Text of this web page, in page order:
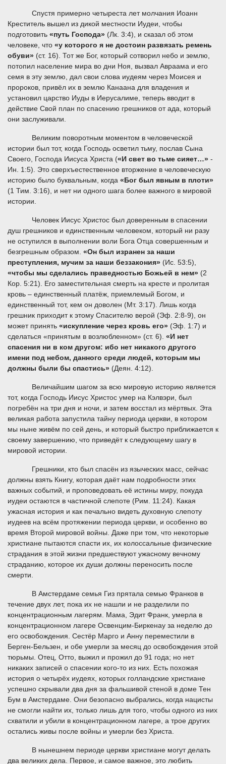
Спустя примерно четыреста лет молчания Иоанн
Креститель вышел из дикой местности Иудеи, чтобы
подготовить «путь Господа» (Лк. 3:4), и сказал об этом
человеке, что «у которого я не достоин развязать ремень
обуви» (ст. 16). Тот же Бог, который сотворил небо и землю,
потопил население мира во дни Ноя, вызвал Авраама и его
семя в эту землю, дал свои слова иудеям через Моисея и
пророков, привёл их в землю Канаана для владения и
установил царство Иуды в Иерусалиме, теперь вводит в
действие Свой план по спасению грешников от ада, который
они заслуживали.
Великим поворотным моментом в человеческой
истории был тот, когда Господь осветил тьму, послав Сына
Своего, Господа Иисуса Христа («И свет во тьме сияет…» -
Ин. 1:5). Это сверхъестественное вторжение в человеческую
историю было буквальным, когда «Бог был явным в плоти»
(1 Тим. 3:16), и нет ни одного шага более важного в мировой
истории.
Человек Иисус Христос был доверенным в спасении
душ грешников и единственным человеком, который ни разу
не оступился в выполнении воли Бога Отца совершенным и
безгрешным образом. «Он был изранен за наши
преступления, мучим за наши беззакония» (Ис. 53:5),
«чтобы мы сделались праведностью Божьей в нем» (2
Кор. 5:21). Его заместительная смерть на кресте и пролитая
кровь – единственный платёж, приемлемый Богом, и
единственный тот, кем он доволен (Мт. 3:17). Лишь когда
грешник приходит к этому Спасителю верой (Эф. 2:8-9), он
может принять «искупление через кровь его» (Эф. 1:7) и
сделаться «принятым в возлюбленном» (ст. 6). «И нет
спасения ни в ком другом: ибо нет никакого другого
имени под небом, данного среди людей, которым мы
должны были бы спастись» (Деян. 4:12).
Величайшим шагом за всю мировую историю является
тот, когда Господь Иисус Христос умер на Кэлвэри, был
погребён на три дня и ночи, и затем восстал из мёртвых. Эта
великая работа запустила тайну периода церкви, в котором
мы ныне живём по сей день, и который быстро приближается к
своему завершению, что приведёт к следующему шагу в
мировой истории.
Грешники, кто был спасён из языческих масс, сейчас
должны взять Книгу, которая даёт нам подробности этих
важных событий, и проповедовать её истины миру, покуда
иудеи остаются в частичной слепоте (Рим. 11:24). Какая
ужасная история и как печально видеть духовную слепоту
иудеев на всём протяжении периода церкви, и особенно во
время Второй мировой войны. Даже при том, что некоторые
христиане пытаются спасти их, их колоссальные физические
страдания в этой жизни предшествуют ужасному вечному
страданию, которое их души должны переносить после
смерти.
В Амстердаме семья Гиз прятала семью Франков в
течение двух лет, пока их не нашли и не разделили по
концентрационным лагерям. Мама, Эдит Франк, умерла в
концентрационном лагере Освенцим-Биркенау за неделю до
его освобождения. Сестёр Марго и Анну переместили в
Берген-Бельзен, и обе умерли за месяц до освобождения этой
тюрьмы. Отец, Отто, выжил и прожил до 91 года; но нет
никаких записей о спасении кого-то из них. Есть похожая
история о четырёх иудеях, которых голландские христиане
успешно скрывали два дня за фальшивой стеной в доме Тен
Бум в Амстердаме. Они безопасно выбрались, когда нацисты
не смогли найти их, только лишь для того, чтобы одного из них
схватили и убили в концентрационном лагере, а трое других
остались живы после войны и умерли без Христа.
В нынешнем периоде церкви христиане могут делать
два великих дела. Первое, и самое важное, это любить